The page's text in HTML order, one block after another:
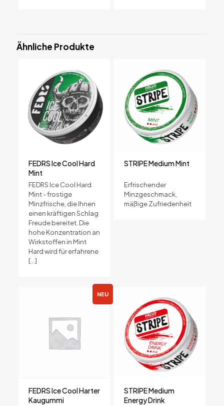
Ähnliche Produkte
FEDRS Ice Cool Hard
Mint
FEDRS Ice Cool Hard
Mint - frostige
Minzfrische, die Ihnen
einen kräftigen Schlag
Freude bereitet. Die
hohe Konzentration an
Wirkstoffen in Mint
Hard wird für erfahrene
[…]
STRIPE Medium Mint
Erfrischender
Minzgeschmack,
mäßige Zufriedenheit
NEU
FEDRS Ice Cool Harter
Kaugummi
STRIPE Medium
Energy Drink